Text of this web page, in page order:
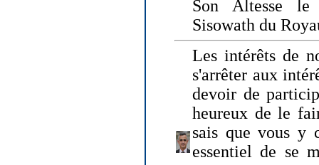
Son Altesse le
Sisowath du
Les intérêts de
s'arrêter aux
devoir de
heureux de le
sais que vous y
essentiel de se